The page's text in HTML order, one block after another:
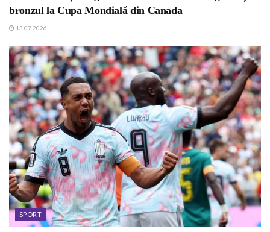
bronzul la Cupa Mondială din Canada
13.07.2026
SPORT